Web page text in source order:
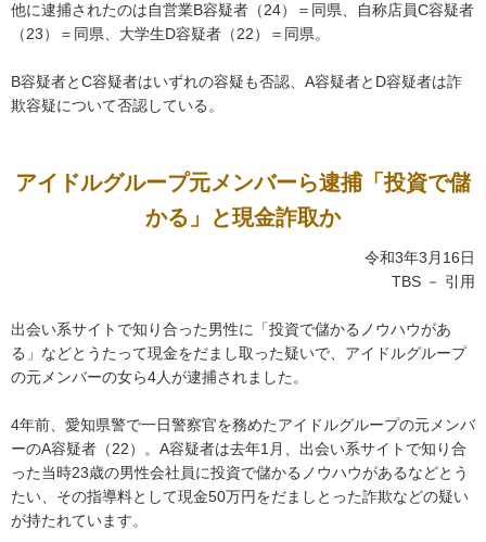
他に逮捕されたのは自営業B容疑者（24）＝同県、自称店員C容疑者
（23）＝同県、大学生D容疑者（22）＝同県。
B容疑者とC容疑者はいずれの容疑も否認、A容疑者とD容疑者は詐
欺容疑について否認している。
アイドルグループ元メンバーら逮捕「投資で儲
かる」と現金詐取か
令和3年3月16日
TBS － 引用
出会い系サイトで知り合った男性に「投資で儲かるノウハウがあ
る」などとうたって現金をだまし取った疑いで、アイドルグループ
の元メンバーの女ら4人が逮捕されました。
4年前、愛知県警で一日警察官を務めたアイドルグループの元メンバ
ーのA容疑者（22）。A容疑者は去年1月、出会い系サイトで知り合
った当時23歳の男性会社員に投資で儲かるノウハウがあるなどとう
たい、その指導料として現金50万円をだましとった詐欺などの疑い
が持たれています。